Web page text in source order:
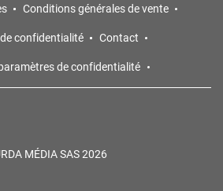
Conditions générales de vente
confidentialité
Contact
de confidentialité
MÉDIA SAS 2026